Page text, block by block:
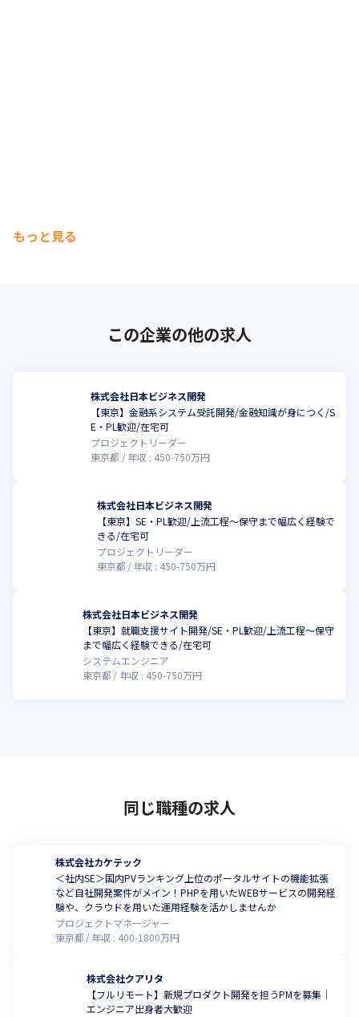
もっと見る
この企業の他の求人
株式会社日本ビジネス開発
【東京】金融系システム受託開発/金融知識が身につく/S
E・PL歓迎/在宅可
プロジェクトリーダー
東京都
年収 : 450-750万円
株式会社日本ビジネス開発
【東京】SE・PL歓迎/上流工程～保守まで幅広く経験で
きる/在宅可
プロジェクトリーダー
東京都
年収 : 450-750万円
株式会社日本ビジネス開発
【東京】就職支援サイト開発/SE・PL歓迎/上流工程～保守
まで幅広く経験できる/在宅可
システムエンジニア
東京都
年収 : 450-750万円
同じ職種の求人
株式会社カケテック
＜社内SE＞国内PVランキング上位のポータルサイトの機能拡張
など自社開発案件がメイン！PHPを用いたWEBサービスの開発経
験や、クラウドを用いた運用経験を活かしませんか
プロジェクトマネージャー
東京都
年収 : 400-1800万円
株式会社クアリタ
【フルリモート】新規プロダクト開発を担うPMを募集｜
エンジニア出身者大歓迎